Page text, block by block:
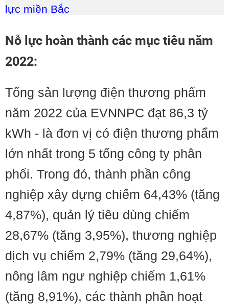
lực miền Bắc
Nỗ lực hoàn thành các mục tiêu năm
2022:
Tổng sản lượng điện thương phẩm
năm 2022 của EVNNPC đạt 86,3 tỷ
kWh - là đơn vị có điện thương phẩm
lớn nhất trong 5 tổng công ty phân
phối. Trong đó, thành phần công
nghiệp xây dựng chiếm 64,43% (tăng
4,87%), quản lý tiêu dùng chiếm
28,67% (tăng 3,95%), thương nghiệp
dịch vụ chiếm 2,79% (tăng 29,64%),
nông lâm ngư nghiệp chiếm 1,61%
(tăng 8,91%), các thành phần hoạt